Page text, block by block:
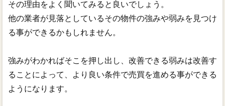
その理由をよく聞いてみると良いでしょう。
他の業者が見落としているその物件の強みや弱みを見つけ
る事ができるかもしれません。
強みがわかればそこを押し出し、改善できる弱みは改善す
ることによって、より良い条件で売買を進める事ができる
ようになります。